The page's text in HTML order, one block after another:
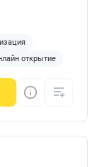
открытие